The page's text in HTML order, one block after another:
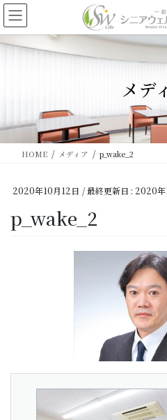
コ
ン
テ
ン
ナ
ビ
ゲ
ー
移
メデ
HOME メディア p_wake_2
2020年10月12日 / 最終更新日 : 2020年
p_wake_2